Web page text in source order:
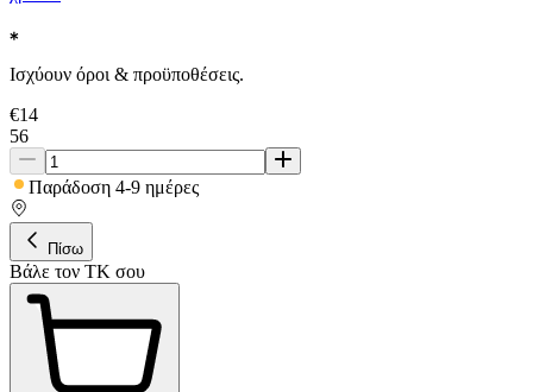
Ισχύουν όροι & προϋποθέσεις.
€14
56
Παράδοση 4-9 ημέρες
Πίσω
Βάλε τον ΤΚ σου